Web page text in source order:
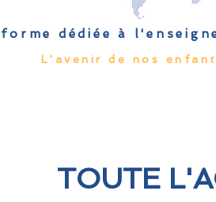
dédiée à
L'avenir de nos
TOUTE